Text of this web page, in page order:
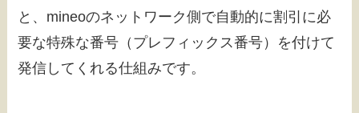
と、mineoのネットワーク側で自動的に割引に必
要な特殊な番号（プレフィックス番号）を付けて
発信してくれる仕組みです。